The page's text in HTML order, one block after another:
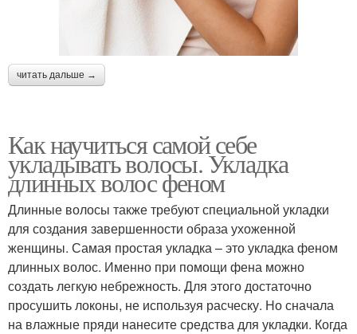
читать дальше →
Как научиться самой себе
укладывать волосы. Укладка
длинных волос феном
Длинные волосы также требуют специальной укладки
для создания завершенности образа ухоженной
женщины. Самая простая укладка – это укладка феном
длинных волос. Именно при помощи фена можно
создать легкую небрежность. Для этого достаточно
просушить локоны, не используя расческу. Но сначала
на влажные пряди нанесите средства для укладки. Когда